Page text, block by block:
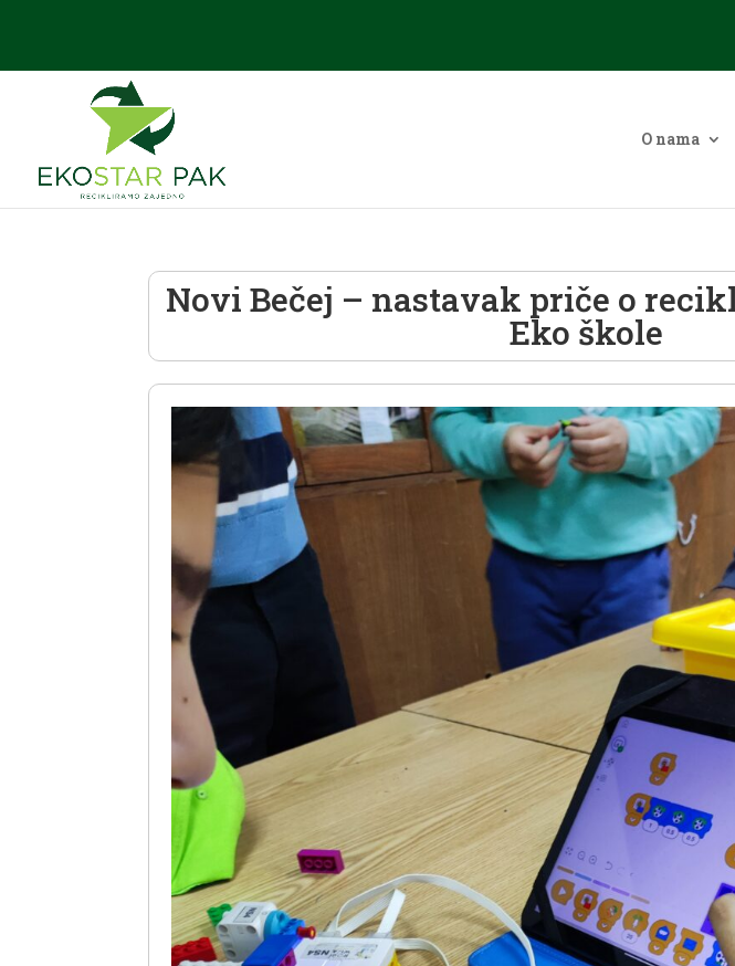
O nama
Novi Bečej – nastavak priče o
Eko škole